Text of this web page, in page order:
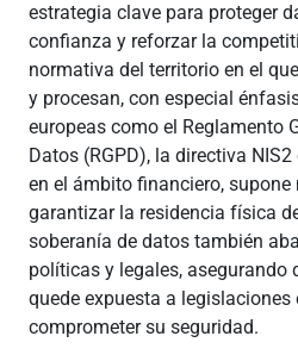
estrategia clave para proteger
confianza y reforzar la
normativa del territorio en el
y procesan, con especial
europeas como el Reglamento
Datos (RGPD), la directiva
en el ámbito financiero,
garantizar la residencia física
soberanía de datos también
políticas y legales, asegurando
quede expuesta a
comprometer su seguridad.